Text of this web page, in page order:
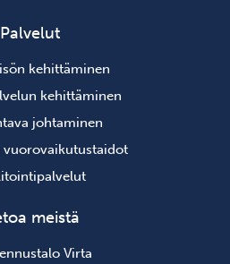
Palvelut
kehittäminen
kehittäminen
johtaminen
vuorovaikutustaidot
meistä
Virta